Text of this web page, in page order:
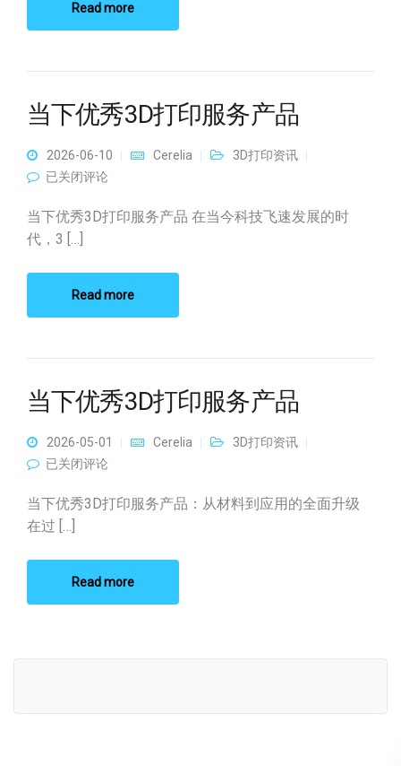
Read more
当下优秀3D打印服务产品
2026-06-10 Cerelia
3D打印资讯
当下优秀3D打印服务产品
已关闭评论
当下优秀3D打印服务产品 在当今科技飞速发展的时
代，3 […]
Read more
当下优秀3D打印服务产品
2026-05-01 Cerelia
3D打印资讯
当下优秀3D打印服务产品
已关闭评论
当下优秀3D打印服务产品：从材料到应用的全面升级
在过 […]
Read more